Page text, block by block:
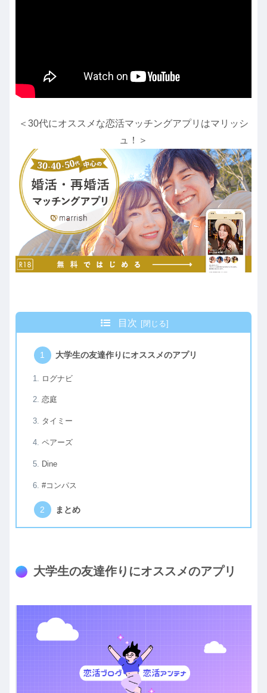
＜30代にオススメな恋活マッチングアプリはマリッシ
ュ！＞
目次
大学生の友達作りにオススメのアプリ
ログナビ
恋庭
タイミー
ペアーズ
Dine
#コンパス
まとめ
大学生の友達作りにオススメのアプリ